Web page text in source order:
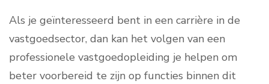
Als je geïnteresseerd bent in een carrière in de
vastgoedsector, dan kan het volgen van een
professionele vastgoedopleiding je helpen om
beter voorbereid te zijn op functies binnen dit